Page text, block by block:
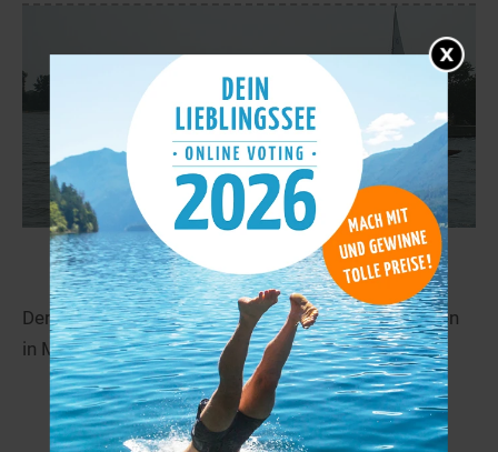
Kooser See 47,4 km
Der Kooser See liegt in der Nähe von Mesekenhagen
in Mecklenburg-Vorpommern.
mehr